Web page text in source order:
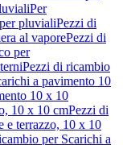
Per
pluvialiPezzi di
al vaporePezzi di
per
Pezzi di ricambio
a pavimento 10
10 x 10
10 x 10 cmPezzi di
e terrazzo, 10 x 10
per Scarichi a